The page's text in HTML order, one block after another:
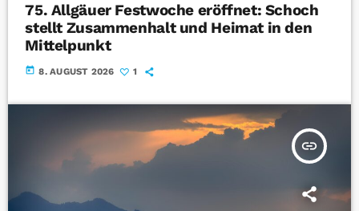
75. Allgäuer Festwoche eröffnet: Schoch
stellt Zusammenhalt und Heimat in den
Mittelpunkt
today 8. AUGUST 2026 1
insert_link